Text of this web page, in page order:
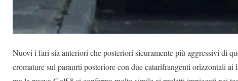
Nuovi i fari sia anteriori che posteriori sicuramente più aggressivi di
cromature sul paraurti posteriore con due catarifrangenti orizzontali